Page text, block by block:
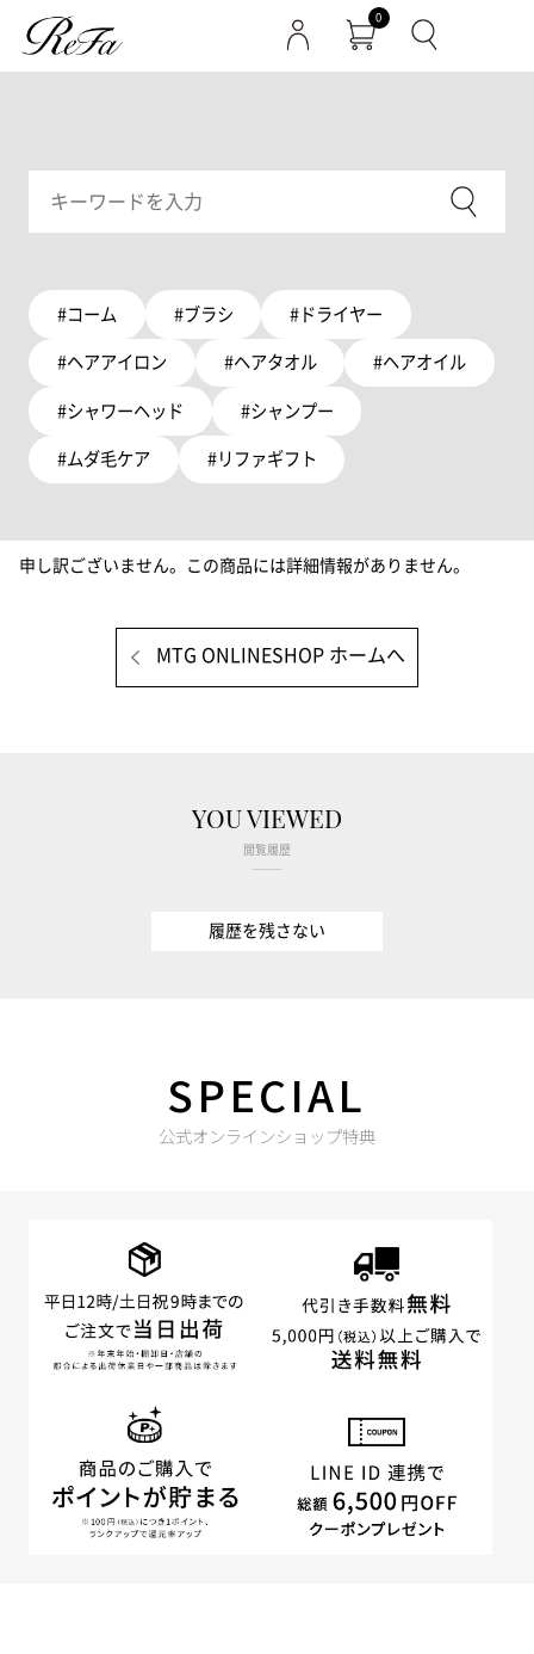
0
#コーム #ブラシ #ドライヤー
#ヘアアイロン #ヘアタオル #ヘアオイル
#シャワーヘッド #シャンプー
#ムダ毛ケア #リファギフト
申し訳ございません。この商品には詳細情報がありません。
MTG ONLINESHOP ホームへ
YOU VIEWED
閲覧履歴
履歴を残さない
SPECIAL
公式オンラインショップ特典